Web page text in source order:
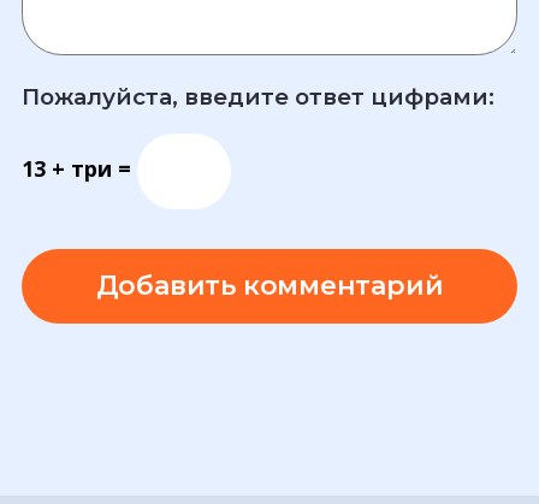
Пожалуйста, введите ответ цифрами:
13 + три =